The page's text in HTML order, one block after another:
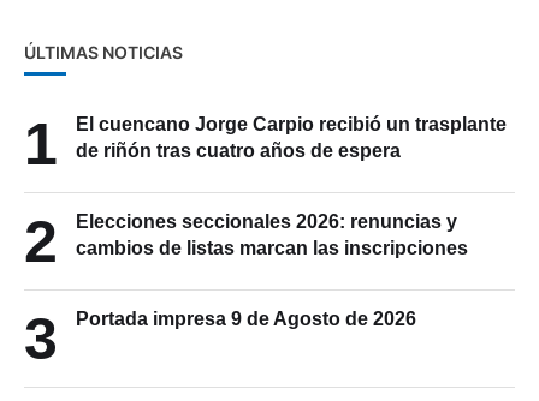
ÚLTIMAS NOTICIAS
1
El cuencano Jorge Carpio recibió un trasplante
de riñón tras cuatro años de espera
2
Elecciones seccionales 2026: renuncias y
cambios de listas marcan las inscripciones
3 Portada impresa 9 de Agosto de 2026